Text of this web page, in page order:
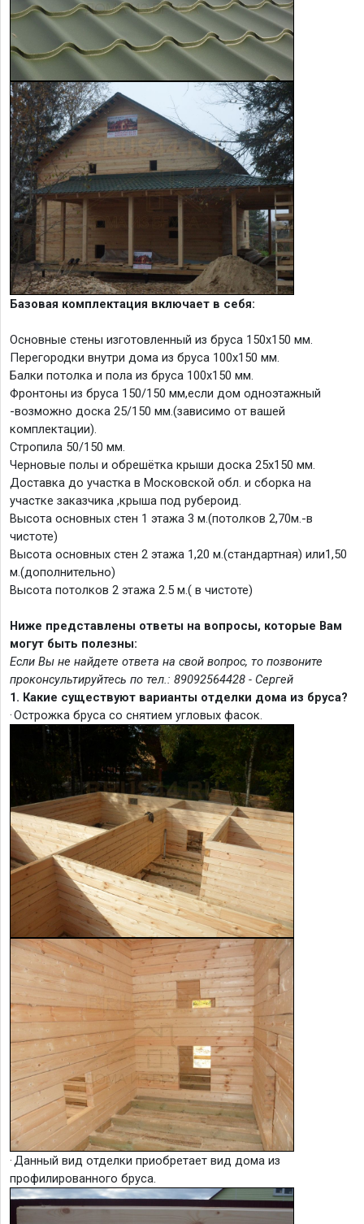
Базовая комплектация включает в себя:
Основные стены изготовленный из бруса 150х150 мм.
Перегородки внутри дома из бруса 100х150 мм.
Балки потолка и пола из бруса 100х150 мм.
Фронтоны из бруса 150/150 мм,если дом одноэтажный
-возможно доска 25/150 мм.(зависимо от вашей
комплектации).
Стропила 50/150 мм.
Черновые полы и обрешётка крыши доска 25х150 мм.
Доставка до участка в Московской обл. и сборка на
участке заказчика ,крыша под рубероид.
Высота основных стен 1 этажа 3 м.(потолков 2,70м.-в
чистоте)
Высота основных стен 2 этажа 1,20 м.(стандартная) или1,50
м.(дополнительно)
Высота потолков 2 этажа 2.5 м.( в чистоте)
Ниже представлены ответы на вопросы, которые Вам
могут быть полезны:
Если Вы не найдете ответа на свой вопрос, то позвоните
проконсультируйтесь по тел.: 89092564428 - Сергей
1. Какие существуют варианты отделки дома из бруса?
·Острожка бруса со снятием угловых фасок.
·Данный вид отделки приобретает вид дома из
профилированного бруса.